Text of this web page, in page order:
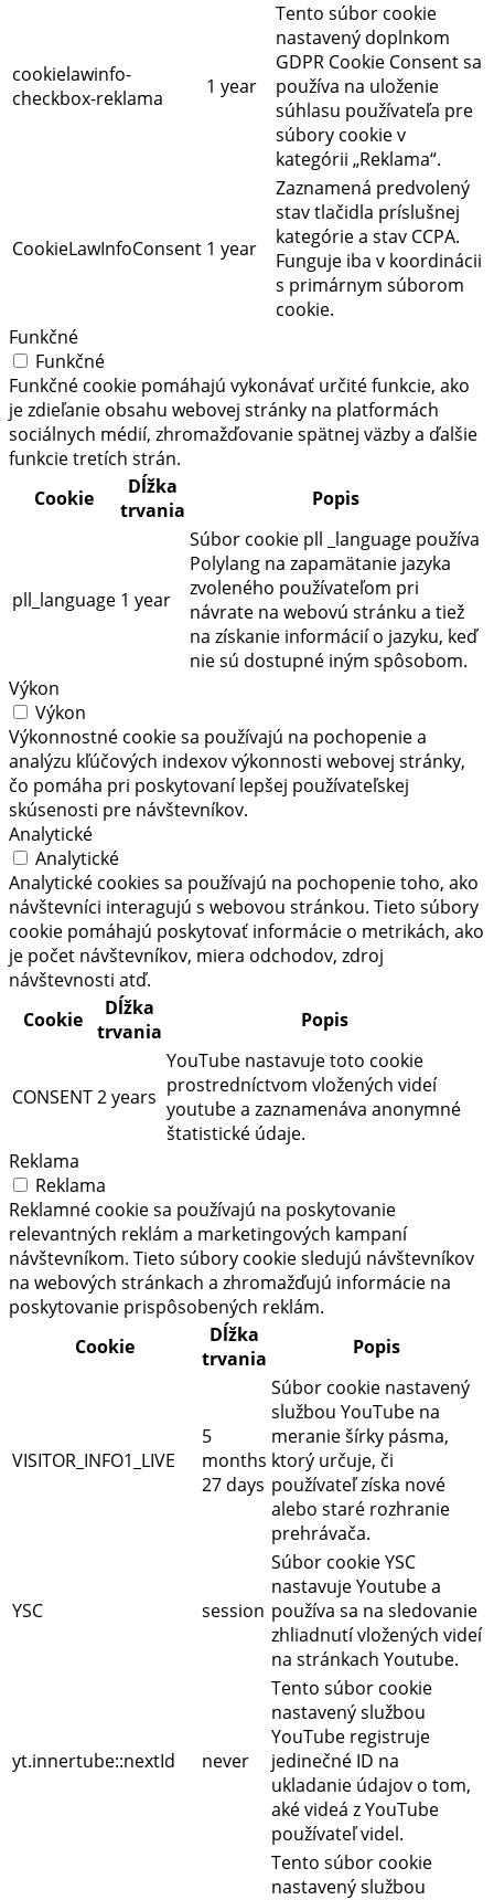
cookielawinfo-
checkbox-reklama
1 year
Tento súbor cookie
nastavený doplnkom
GDPR Cookie Consent sa
používa na uloženie
súhlasu používateľa pre
súbory cookie v
kategórii „Reklama“.
CookieLawInfoConsent 1 year
Zaznamená predvolený
stav tlačidla príslušnej
kategórie a stav CCPA.
Funguje iba v koordinácii
s primárnym súborom
cookie.
Funkčné
Funkčné
Funkčné cookie pomáhajú vykonávať určité funkcie, ako
je zdieľanie obsahu webovej stránky na platformách
sociálnych médií, zhromažďovanie spätnej väzby a ďalšie
funkcie tretích strán.
Cookie
Dĺžka
trvania
Popis
pll_language 1 year
Súbor cookie pll _language používa
Polylang na zapamätanie jazyka
zvoleného používateľom pri
návrate na webovú stránku a tiež
na získanie informácií o jazyku, keď
nie sú dostupné iným spôsobom.
Výkon
Výkon
Výkonnostné cookie sa používajú na pochopenie a
analýzu kľúčových indexov výkonnosti webovej stránky,
čo pomáha pri poskytovaní lepšej používateľskej
skúsenosti pre návštevníkov.
Analytické
Analytické
Analytické cookies sa používajú na pochopenie toho, ako
návštevníci interagujú s webovou stránkou. Tieto súbory
cookie pomáhajú poskytovať informácie o metrikách, ako
je počet návštevníkov, miera odchodov, zdroj
návštevnosti atď.
Cookie
Dĺžka
trvania
Popis
CONSENT2 years
YouTube nastavuje toto cookie
prostredníctvom vložených videí
youtube a zaznamenáva anonymné
štatistické údaje.
Reklama
Reklama
Reklamné cookie sa používajú na poskytovanie
relevantných reklám a marketingových kampaní
návštevníkom. Tieto súbory cookie sledujú návštevníkov
na webových stránkach a zhromažďujú informácie na
poskytovanie prispôsobených reklám.
Cookie
Dĺžka
trvania
Popis
VISITOR_INFO1_LIVE
5
months
27 days
Súbor cookie nastavený
službou YouTube na
meranie šírky pásma,
ktorý určuje, či
používateľ získa nové
alebo staré rozhranie
prehrávača.
YSC session
Súbor cookie YSC
nastavuje Youtube a
používa sa na sledovanie
zhliadnutí vložených videí
na stránkach Youtube.
yt.innertube::nextId never
Tento súbor cookie
nastavený službou
YouTube registruje
jedinečné ID na
ukladanie údajov o tom,
aké videá z YouTube
používateľ videl.
Tento súbor cookie
nastavený službou